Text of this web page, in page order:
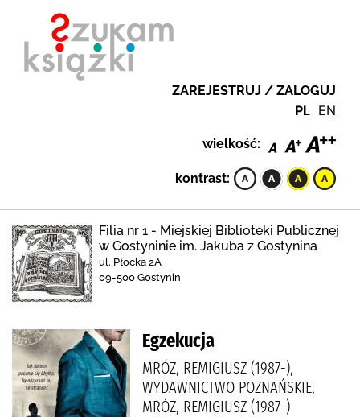
ZAREJESTRUJ / ZALOGUJ
PL EN
wielkość:
kontrast:
Filia nr 1 - Miejskiej Biblioteki Publicznej
w Gostyninie im. Jakuba z Gostynina
ul. Płocka 2A
09-500 Gostynin
Egzekucja
MRÓZ, REMIGIUSZ (1987-),
WYDAWNICTWO POZNAŃSKIE,
MRÓZ, REMIGIUSZ (1987-)